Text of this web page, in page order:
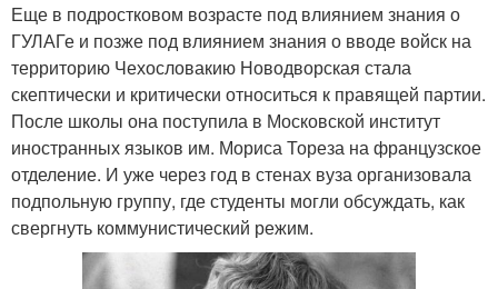
Еще в подростковом возрасте под влиянием знания о
ГУЛАГе и позже под влиянием знания о вводе войск на
территорию Чехословакию Новодворская стала
скептически и критически относиться к правящей партии.
После школы она поступила в Московской институт
иностранных языков им. Мориса Тореза на французское
отделение. И уже через год в стенах вуза организовала
подпольную группу, где студенты могли обсуждать, как
свергнуть коммунистический режим.